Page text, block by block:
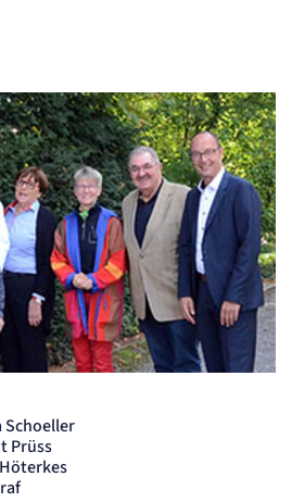
Schoeller
Prüss
Benutzers für Cookies auf der aktuellen
Informationen
helfen uns
unsere Besucher unsere